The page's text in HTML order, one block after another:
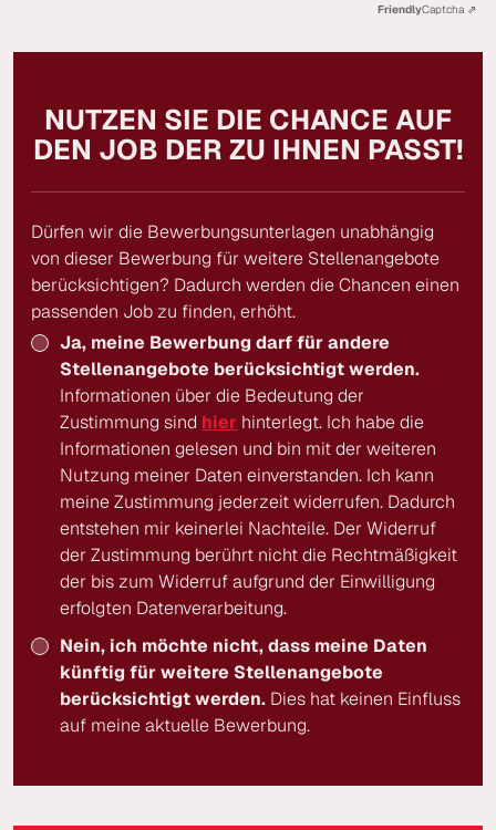
FriendlyCaptcha ⇗
NUTZEN SIE DIE CHANCE AUF
DEN JOB DER ZU IHNEN PASST!
Dürfen wir die Bewerbungsunterlagen unabhängig
von dieser Bewerbung für weitere Stellenangebote
berücksichtigen? Dadurch werden die Chancen einen
passenden Job zu finden, erhöht.
Ja, meine Bewerbung darf für andere
Stellenangebote berücksichtigt werden.
Informationen über die Bedeutung der
Zustimmung sind hier hinterlegt. Ich habe die
Informationen gelesen und bin mit der weiteren
Nutzung meiner Daten einverstanden. Ich kann
meine Zustimmung jederzeit widerrufen. Dadurch
entstehen mir keinerlei Nachteile. Der Widerruf
der Zustimmung berührt nicht die Rechtmäßigkeit
der bis zum Widerruf aufgrund der Einwilligung
erfolgten Datenverarbeitung.
Nein, ich möchte nicht, dass meine Daten
künftig für weitere Stellenangebote
berücksichtigt werden. Dies hat keinen Einfluss
auf meine aktuelle Bewerbung.